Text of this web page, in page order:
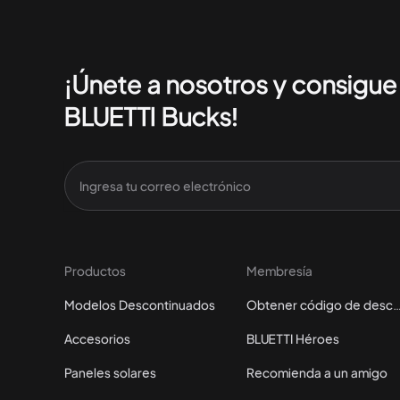
¡Únete a nosotros y
BLUETTI Bucks!
Productos
Modelos Descontinuados
Accesorios
Paneles solares
Membresía
Obtener código de descuento
BLUETTI Héroes
Recomienda a un amigo